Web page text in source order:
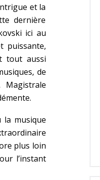
et la
dernière
ici au
puissante,
tout aussi
de
Magistrale
musique
plus loin
l’instant